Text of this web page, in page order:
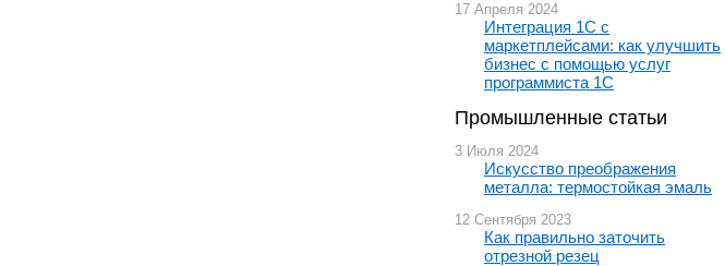
17 Апреля 2024
Интеграция 1С с
маркетплейсами: как улучшить
бизнес с помощью услуг
программиста 1С
Промышленные статьи
3 Июля 2024
Искусство преображения
металла: термостойкая эмаль
12 Сентября 2023
Как правильно заточить
отрезной резец